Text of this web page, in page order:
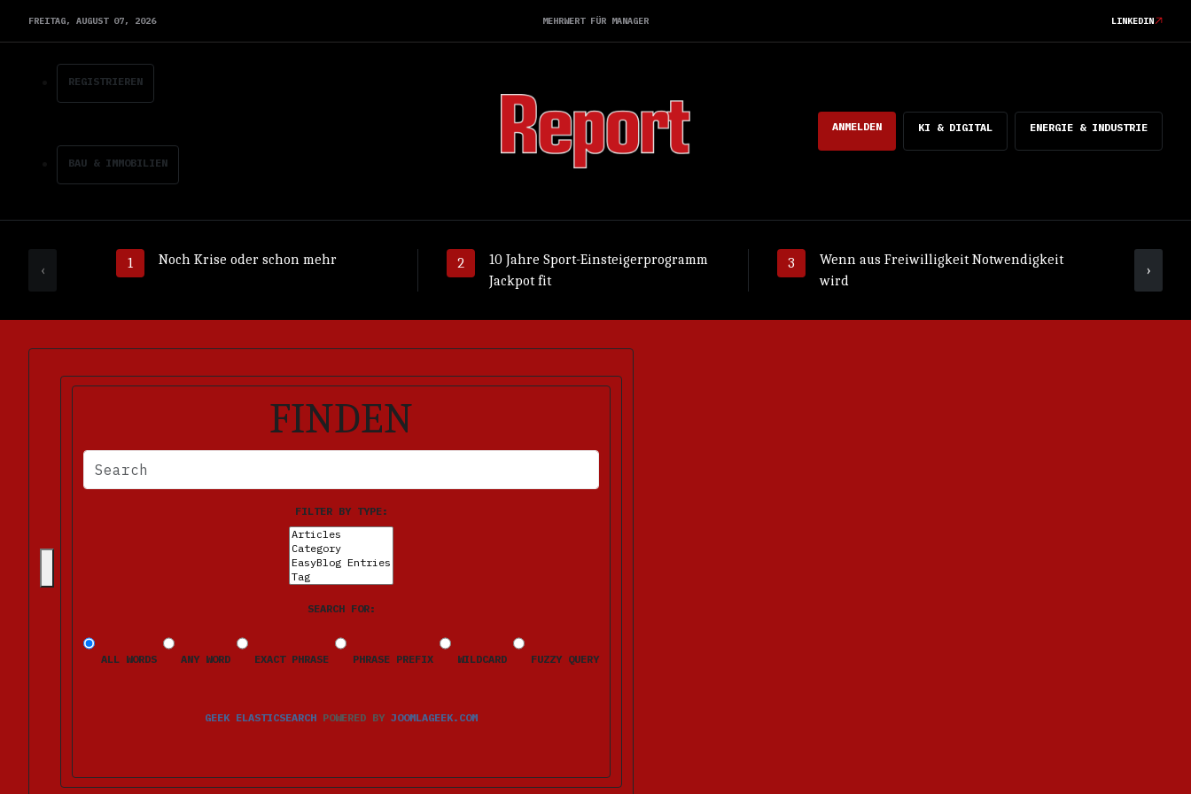
FREITAG, AUGUST 07, 2026 MEHRWERT FÜR MANAGER LINKEDIN
ANMELDEN KI & DIGITAL ENERGIE & INDUSTRIE
REGISTRIEREN
BAU & IMMOBILIEN
Noch Krise oder schon mehr
10 Jahre Sport-Einsteigerprogramm
Jackpot fit
Wenn aus Freiwilligkeit Notwendigkeit
wird
‹ ›
FINDEN
BITTE FÜLLEN SIE DIE ERFORDERLICHEN FELDER AUS. FEHLERMELDUNGEN ERSCHEINEN NACH DEM ABSENDEN BEIM JEWEILIGEN FELD.
FILTER BY TYPE:
SEARCH FOR:
ALL WORDS ANY WORD EXACT PHRASE PHRASE PREFIX WILDCARD FUZZY QUERY
GEEK ELASTICSEARCH POWERED BY JOOMLAGEEK.COM